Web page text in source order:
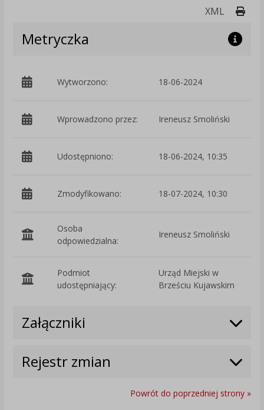
XML
Metryczka
Wytworzono: 18-06-2024
Wprowadzono przez: Ireneusz Smoliński
Udostępniono: 18-06-2024, 10:35
Zmodyfikowano: 18-07-2024, 10:30
Osoba
odpowiedzialna:
Ireneusz Smoliński
Podmiot
udostępniający:
Urząd Miejski w
Brześciu Kujawskim
Załączniki
Rejestr zmian
Powrót do poprzedniej strony »